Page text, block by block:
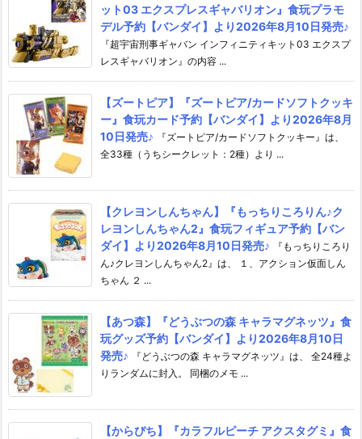
ット03 エクスプレスギャバリオン』食玩プラモ
デル予約【バンダイ】より2026年8月10日発売♪
『超宇宙刑事ギャバン インフィニティキット03 エクスプ
レスギャバリオン』の内容 ...
【ズートピア】『ズートピア/カードソフトクッキ
ー』食玩カード予約【バンダイ】より2026年8月
10日発売♪
『ズートピア/カードソフトクッキー』は、
全33種（うちシークレット：2種）より ...
【クレヨンしんちゃん】『もっちりころりん♪ク
レヨンしんちゃん2』食玩フィギュア予約【バン
ダイ】より2026年8月10日発売♪
『もっちりころり
ん♪クレヨンしんちゃん2』は、 １、アクション仮面しん
ちゃん ２ ...
【あつ森】『どうぶつの森 キャラマグネッツ』食
玩グッズ予約【バンダイ】より2026年8月10日
発売♪
『どうぶつの森 キャラマグネッツ』は、 全24種よ
りランダムに封入。 同梱のメモ ...
【からぴち】『カラフルピーチ アクスタグミ』食